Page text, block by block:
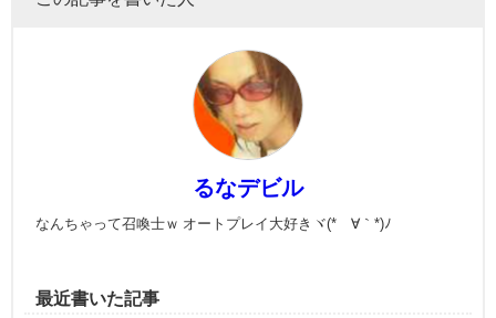
るなデビル
なんちゃって召喚士ｗ オートプレイ大好きヾ(*´∀｀*)ﾉ
最近書いた記事